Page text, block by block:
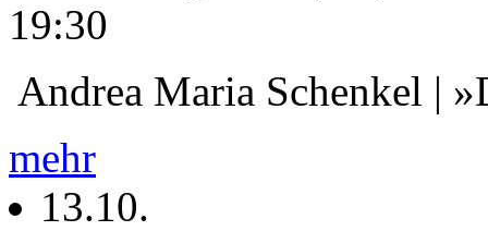
19:30
Andrea Maria Schenkel |
mehr
13.10.